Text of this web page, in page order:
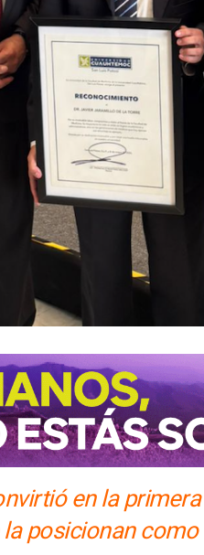
en la
posicionan